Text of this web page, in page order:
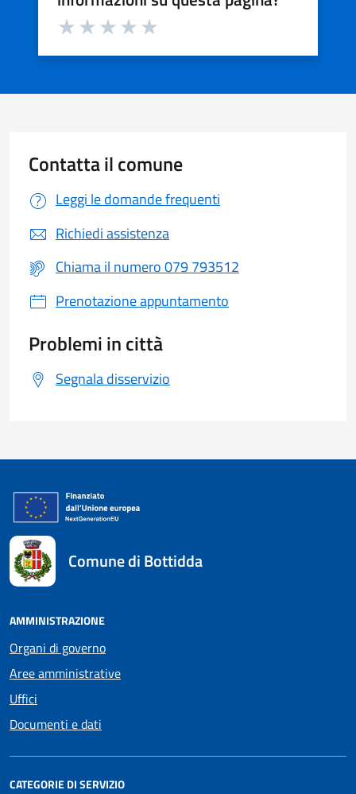
Valuta da 1 a 5 stelle la pagina
Contatta il comune
Leggi le domande frequenti
Richiedi assistenza
Chiama il numero 079 793512
Prenotazione appuntamento
Problemi in città
Segnala disservizio
Comune di Bottidda
AMMINISTRAZIONE
Organi di governo
Aree amministrative
Uffici
Documenti e dati
CATEGORIE DI SERVIZIO